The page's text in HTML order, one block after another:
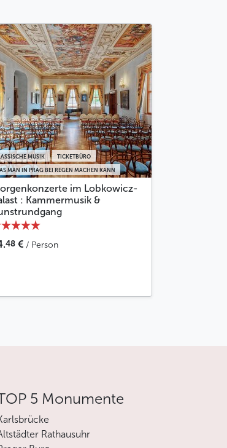
MAN IN PRAG BEI REGEN MACHEN KANN
MUSIK TICKETBÜRO
im Lobkowicz-
: Kammermusik &
48 € / Person
5 Monumente
Rathausuhr